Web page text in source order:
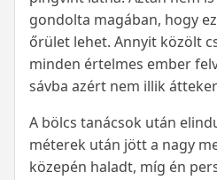
gondolta magában, hogy
őrület lehet. Annyit közölt
minden értelmes ember
sávba azért nem illik
A bölcs tanácsok után
méterek után jött a nagy
közepén haladt, míg én